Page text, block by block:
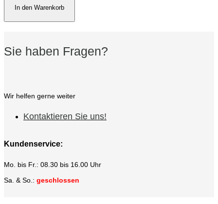
In den Warenkorb
Sie haben Fragen?
Wir helfen gerne weiter
Kontaktieren Sie uns!
Kundenservice:
Mo. bis Fr.: 08.30 bis 16.00 Uhr
Sa. & So.: geschlossen